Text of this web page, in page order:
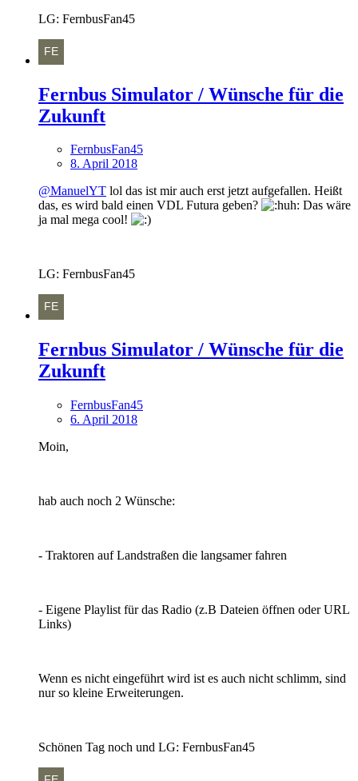
LG: FernbusFan45
Fernbus Simulator / Wünsche für die
Zukunft
FernbusFan45
8. April 2018
@ManuelYT lol das ist mir auch erst jetzt aufgefallen. Heißt
das, es wird bald einen VDL Futura geben?
Das wäre
ja mal mega cool!
LG: FernbusFan45
Fernbus Simulator / Wünsche für die
Zukunft
FernbusFan45
6. April 2018
Moin,
hab auch noch 2 Wünsche:
- Traktoren auf Landstraßen die langsamer fahren
- Eigene Playlist für das Radio (z.B Dateien öffnen oder URL
Links)
Wenn es nicht eingeführt wird ist es auch nicht schlimm, sind
nur so kleine Erweiterungen.
Schönen Tag noch und LG: FernbusFan45